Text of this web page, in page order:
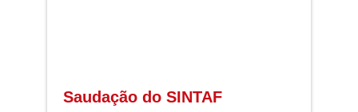
Saudação do SINTAF